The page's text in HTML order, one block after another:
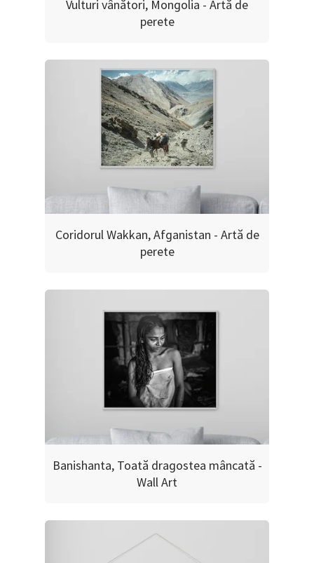
Vulturi vânători, Mongolia - Artă de
perete
Coridorul Wakkan, Afganistan - Artă de
perete
Banishanta, Toată dragostea mâncată -
Wall Art